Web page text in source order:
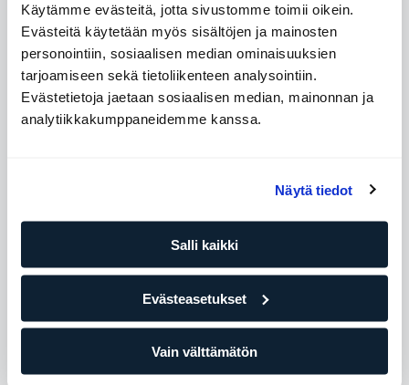
Käytämme evästeitä, jotta sivustomme toimii oikein.
Evästeitä käytetään myös sisältöjen ja mainosten
personointiin, sosiaalisen median ominaisuuksien
tarjoamiseen sekä tietoliikenteen analysointiin.
Evästetietoja jaetaan sosiaalisen median, mainonnan ja
analytiikkakumppaneidemme kanssa.
Näytä tiedot
Salli kaikki
Evästeasetukset
Vain välttämätön
Osta tapaamisia
Saatavilla olevat ajat
09:00 - 18:00